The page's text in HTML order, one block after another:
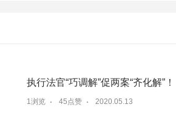
执行法官“巧调解”促两案“齐化解”！
1浏览 45点赞 2020.05.13